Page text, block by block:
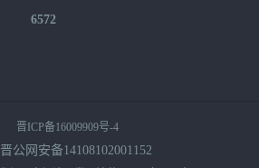
6572
晋ICP备16009909号-4
晋公网安备14108102001152